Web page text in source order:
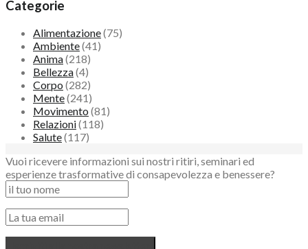
Categorie
Alimentazione(75)
Ambiente(41)
Anima(218)
Bellezza(4)
Corpo (282)
Mente(241)
Movimento (81)
Relazioni(118)
Salute(117)
Vuoi ricevere informazioni sui nostri ritiri, seminari ed
esperienze trasformative di consapevolezza e benessere?